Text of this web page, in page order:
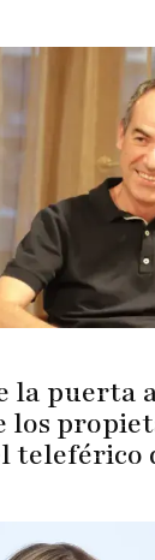
la puerta
los
teleférico